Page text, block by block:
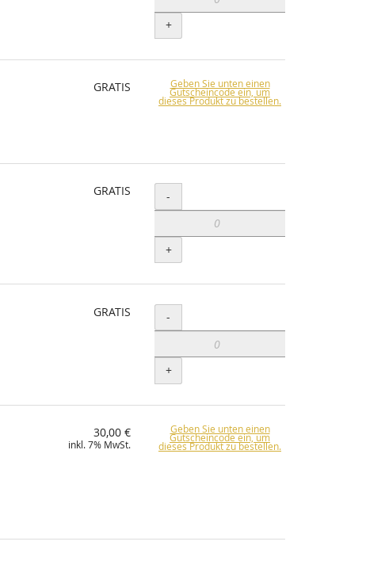
+
GRATIS Geben Sie unten einen
Gutscheincode ein, um
dieses Produkt zu bestellen.
GRATIS Menge
-
+
GRATIS Menge
-
+
30,00 €
inkl. 7% MwSt.
Geben Sie unten einen
Gutscheincode ein, um
dieses Produkt zu bestellen.